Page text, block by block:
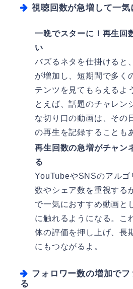
視聴回数が急増して一気
一晩でスターに！再生回
い
バズるネタを仕掛けると
が増加し、短期間で多く
テンツを見てもらえるよ
とえば、話題のチャレン
な切り口の動画は、その
の再生を記録することも
再生回数の急増がチャン
る
YouTubeやSNSのアルゴ
数やシェア数を重視する
で一気におすすめ動画と
に触れるようになる。こ
体の評価を押し上げ、長
にもつながるよ。
フォロワー数の増加でフ
る